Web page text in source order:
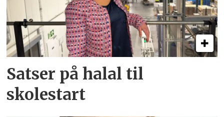
Satser på halal til
skolestart